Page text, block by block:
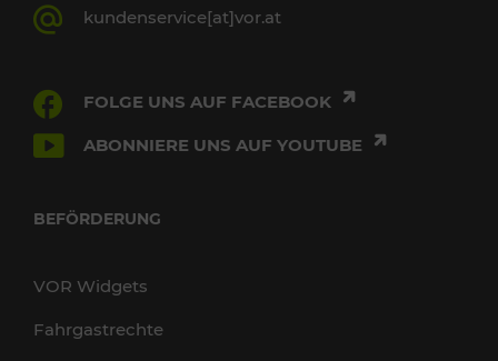
kundenservice[at]vor.at
FOLGE UNS AUF FACEBOOK
ABONNIERE UNS AUF YOUTUBE
BEFÖRDERUNG
VOR Widgets
Fahrgastrechte